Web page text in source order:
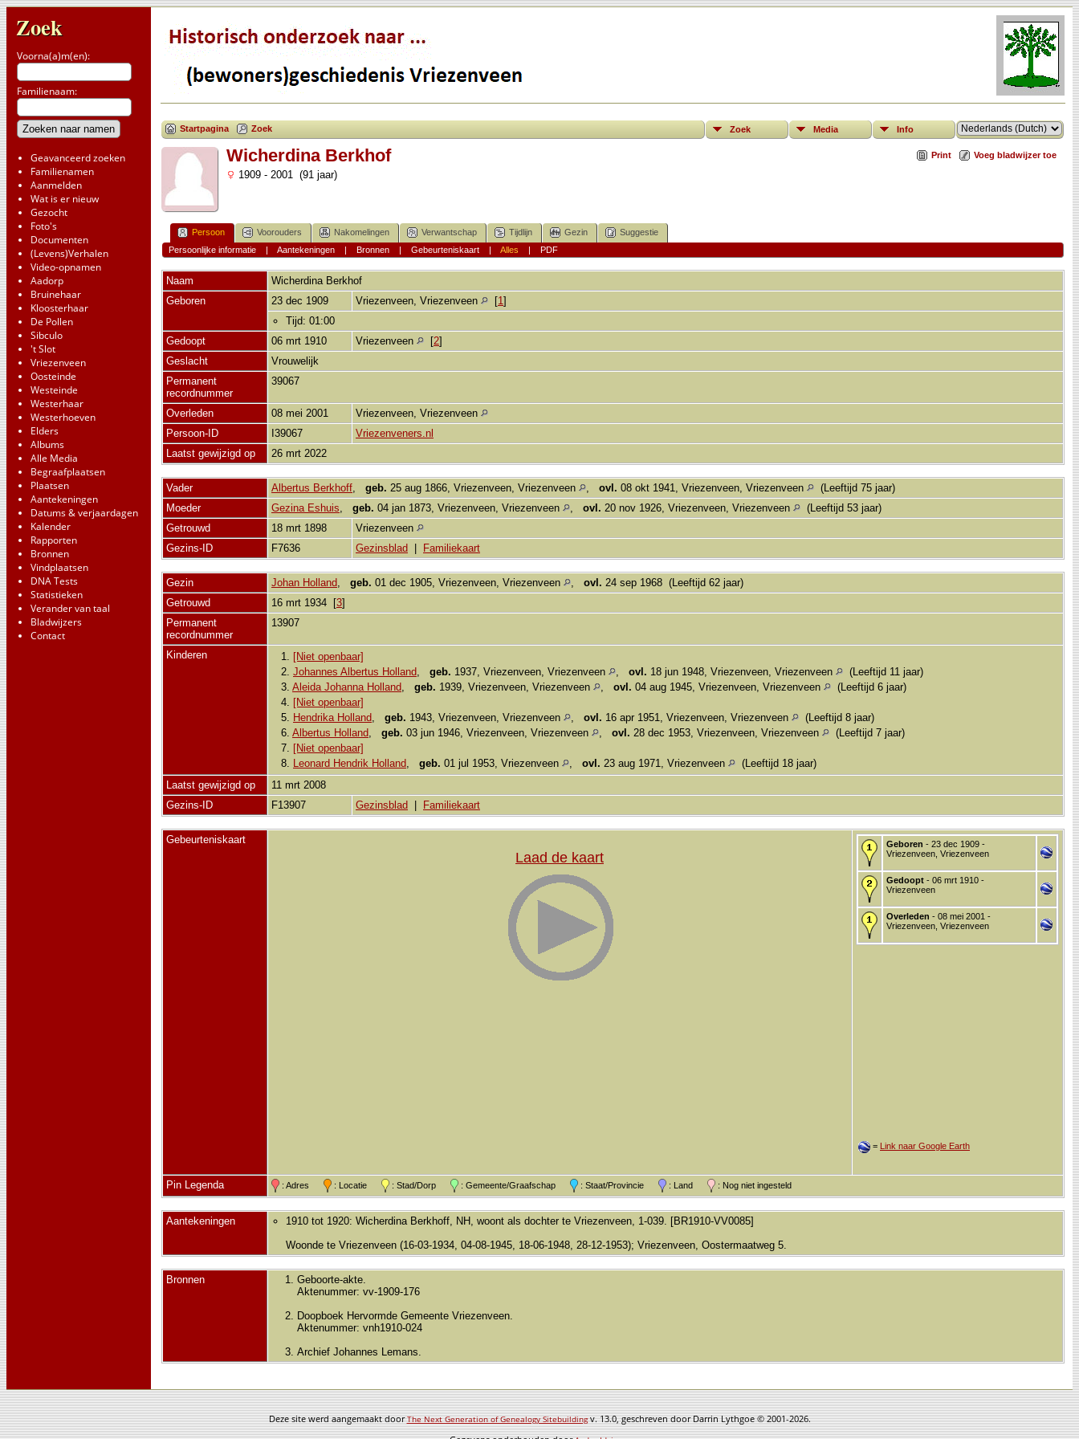
Zoek
Voorna(a)m(en):
Familienaam:
Geavanceerd zoeken
Familienamen
Aanmelden
Wat is er nieuw
Gezocht
Foto's
Documenten
(Levens)Verhalen
Video-opnamen
Aadorp
Bruinehaar
Kloosterhaar
De Pollen
Sibculo
't Slot
Vriezenveen
Oosteinde
Westeinde
Westerhaar
Westerhoeven
Elders
Albums
Alle Media
Begraafplaatsen
Plaatsen
Aantekeningen
Datums & verjaardagen
Kalender
Rapporten
Bronnen
Vindplaatsen
DNA Tests
Statistieken
Verander van taal
Bladwijzers
Contact
Startpagina Zoek Zoek Media Info
Print Voeg bladwijzer toe
Wicherdina Berkhof
1909 - 2001 (91 jaar)
Persoon Voorouders Nakomelingen Verwantschap Tijdlijn Gezin
Suggestie
Persoonlijke informatie| Aantekeningen| Bronnen| Gebeurteniskaart| Alles | PDF
Naam Wicherdina Berkhof
Geboren
23 dec 1909 Vriezenveen, Vriezenveen [1]
Tijd: 01:00
Gedoopt
06 mrt 1910 Vriezenveen [2]
Geslacht
Vrouwelijk
Permanent
recordnummer
39067
Overleden 08 mei 2001
Vriezenveen, Vriezenveen
Persoon-ID
I39067
Vriezenveners.nl
Laatst gewijzigd op
26 mrt 2022
Vader Albertus Berkhoff, geb. 25 aug 1866, Vriezenveen, Vriezenveen , ovl. 08 okt 1941, Vriezenveen, Vriezenveen
(Leeftijd 75 jaar)
Moeder
Gezina Eshuis, geb. 04 jan 1873, Vriezenveen, Vriezenveen , ovl. 20 nov 1926, Vriezenveen, Vriezenveen
(Leeftijd 53 jaar)
Getrouwd
18 mrt 1898
Vriezenveen
Gezins-ID
F7636 Gezinsblad Familiekaart
Gezin Johan Holland, geb. 01 dec 1905, Vriezenveen, Vriezenveen , ovl. 24 sep 1968 (Leeftijd 62 jaar)
Getrouwd
16 mrt 1934 [3]
Permanent
recordnummer
13907
Kinderen 1. [Niet openbaar]
2. Johannes Albertus Holland, geb. 1937, Vriezenveen, Vriezenveen , ovl. 18 jun 1948, Vriezenveen, Vriezenveen
(Leeftijd 11 jaar)
3. Aleida Johanna Holland, geb. 1939, Vriezenveen, Vriezenveen , ovl. 04 aug 1945, Vriezenveen, Vriezenveen
(Leeftijd 6 jaar)
4. [Niet openbaar]
5. Hendrika Holland, geb. 1943, Vriezenveen, Vriezenveen , ovl. 16 apr 1951, Vriezenveen, Vriezenveen
(Leeftijd 8 jaar)
6. Albertus Holland, geb. 03 jun 1946, Vriezenveen, Vriezenveen , ovl. 28 dec 1953, Vriezenveen, Vriezenveen
(Leeftijd 7 jaar)
7. [Niet openbaar]
8. Leonard Hendrik Holland, geb. 01 jul 1953, Vriezenveen , ovl. 23 aug 1971, Vriezenveen
(Leeftijd 18 jaar)
Laatst gewijzigd op
11 mrt 2008
Gezins-ID
F13907 Gezinsblad Familiekaart
Gebeurteniskaart
Laad de kaart
Geboren - 23 dec 1909 -
Vriezenveen, Vriezenveen
Gedoopt - 06 mrt 1910 -
Vriezenveen
Overleden - 08 mei 2001 -
Vriezenveen, Vriezenveen
= Link naar Google Earth
Pin Legenda : Adres : Locatie : Stad/Dorp : Gemeente/Graafschap : Staat/Provincie : Land : Nog niet ingesteld
Aantekeningen
1910 tot 1920: Wicherdina Berkhoff, NH, woont als dochter te Vriezenveen, 1-039. [BR1910-VV0085]
Woonde te Vriezenveen (16-03-1934, 04-08-1945, 18-06-1948, 28-12-1953); Vriezenveen, Oostermaatweg 5.
Bronnen
Geboorte-akte.
Aktenummer: vv-1909-176
Doopboek Hervormde Gemeente Vriezenveen.
Aktenummer: vnh1910-024
Archief Johannes Lemans.
Deze site werd aangemaakt doorThe Next Generation of Genealogy Sitebuildingv. 13.0, geschreven door Darrin Lythgoe © 2001-2026.